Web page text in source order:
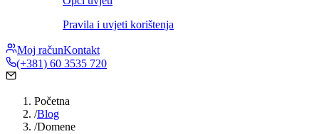
Pravila i uvjeti korištenja
Moj računKontakt
(+381) 60 3535 720
Početna
/Blog
/Domene